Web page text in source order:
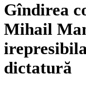
Gîndirea
Mihail
dictatură